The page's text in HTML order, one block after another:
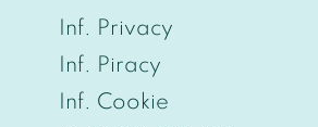
Inf. Privacy
Inf. Piracy
Inf. Cookie